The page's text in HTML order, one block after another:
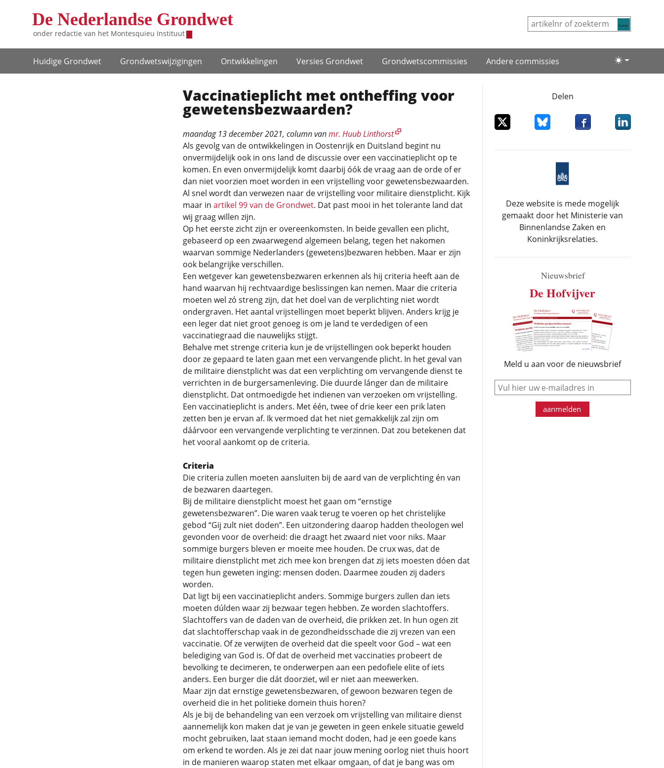
De Nederlandse Grondwet
onder redactie van het Montesquieu Instituut
Lichte/
Hoofdnavigatie
Huidige Grondwet Grondwets­wijzigingen Ontwikke­lingen Versies Grondwet Grondwets­commissies Andere commissies
Vaccinatieplicht met ontheffing voor
gewetensbezwaarden?
maandag 13 december 2021, column vanmr. Huub Linthorst
Als gevolg van de ontwikkelingen in Oostenrijk en Duitsland begint nu
onvermijdelijk ook in ons land de discussie over een vaccinatieplicht op te
komen. En even onvermijdelijk komt daarbij óók de vraag aan de orde of er
dan niet voorzien moet worden in een vrijstelling voor gewetensbezwaarden.
Al snel wordt dan verwezen naar de vrijstelling voor militaire dienstplicht. Kijk
maar in artikel 99 van de Grondwet. Dat past mooi in het tolerante land dat
wij graag willen zijn.
Op het eerste zicht zijn er overeenkomsten. In beide gevallen een plicht,
gebaseerd op een zwaarwegend algemeen belang, tegen het nakomen
waarvan sommige Nederlanders (gewetens)bezwaren hebben. Maar er zijn
ook belangrijke verschillen.
Een wetgever kan gewetensbezwaren erkennen als hij criteria heeft aan de
hand waarvan hij rechtvaardige beslissingen kan nemen. Maar die criteria
moeten wel zó streng zijn, dat het doel van de verplichting niet wordt
ondergraven. Het aantal vrijstellingen moet beperkt blijven. Anders krijg je
een leger dat niet groot genoeg is om je land te verdedigen of een
vaccinatiegraad die nauwelijks stijgt.
Behalve met strenge criteria kun je de vrijstellingen ook beperkt houden
door ze gepaard te laten gaan met een vervangende plicht. In het geval van
de militaire dienstplicht was dat een verplichting om vervangende dienst te
verrichten in de burgersamenleving. Die duurde lánger dan de militaire
dienstplicht. Dat ontmoedigde het indienen van verzoeken om vrijstelling.
Een vaccinatieplicht is anders. Met één, twee of drie keer een prik laten
zetten ben je ervan af. Ik vermoed dat het niet gemakkelijk zal zijn om
dáárvoor een vervangende verplichting te verzinnen. Dat zou betekenen dat
het vooral aankomt op de criteria.
Criteria
Die criteria zullen moeten aansluiten bij de aard van de verplichting én van
de bezwaren daartegen.
Bij de militaire dienstplicht moest het gaan om “ernstige
gewetensbezwaren”. Die waren vaak terug te voeren op het christelijke
gebod “Gij zult niet doden”. Een uitzondering daarop hadden theologen wel
gevonden voor de overheid: die draagt het zwaard niet voor niks. Maar
sommige burgers bleven er moeite mee houden. De crux was, dat de
militaire dienstplicht met zich mee kon brengen dat zij iets moesten dóen dat
tegen hun geweten inging: mensen doden. Daarmee zouden zij daders
worden.
Dat ligt bij een vaccinatieplicht anders. Sommige burgers zullen dan iets
moeten dúlden waar zij bezwaar tegen hebben. Ze worden slachtoffers.
Slachtoffers van de daden van de overheid, die prikken zet. In hun ogen zit
dat slachtofferschap vaak in de gezondheidsschade die zij vrezen van een
vaccinatie. Of ze verwijten de overheid dat die speelt voor God – wat een
belediging van God is. Of dat de overheid met vaccinaties probeert de
bevolking te decimeren, te onderwerpen aan een pedofiele elite of iets
anders. Een burger die dát doorziet, wil er niet aan meewerken.
Maar zijn dat ernstige gewetensbezwaren, of gewoon bezwaren tegen de
overheid die in het politieke domein thuis horen?
Als je bij de behandeling van een verzoek om vrijstelling van militaire dienst
aannemelijk kon maken dat je van je geweten in geen enkele situatie geweld
mocht gebruiken, laat staan iemand mocht doden, had je een goede kans
om erkend te worden. Als je zei dat naar jouw mening oorlog niet thuis hoort
in de manieren waarop staten met elkaar omgaan, of dat je bang was om
Delen
Deel dit item op XDeel dit item op Bluesky
Deel dit item op
Deel dit
Deze website is mede mogelijk
gemaakt door het Ministerie van
Binnenlandse Zaken en
Koninkrijksrelaties.
Nieuwsbrief
De Hofvijver
Meld u aan voor de nieuwsbrief
e-mail
aanmelden